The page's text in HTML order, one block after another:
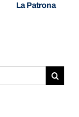
La Patrona